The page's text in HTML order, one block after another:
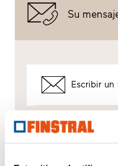
Su
Escribir un
Así tratamos sus datos.
Utilizamos sus datos